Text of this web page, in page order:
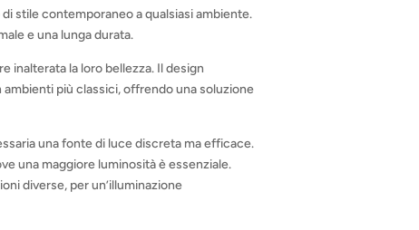
stile contemporaneo a qualsiasi ambiente.
e una lunga durata.
inalterata la loro bellezza. Il design
più classici, offrendo una soluzione
una fonte di luce discreta ma efficace.
una maggiore luminosità è essenziale.
diverse, per un’illuminazione